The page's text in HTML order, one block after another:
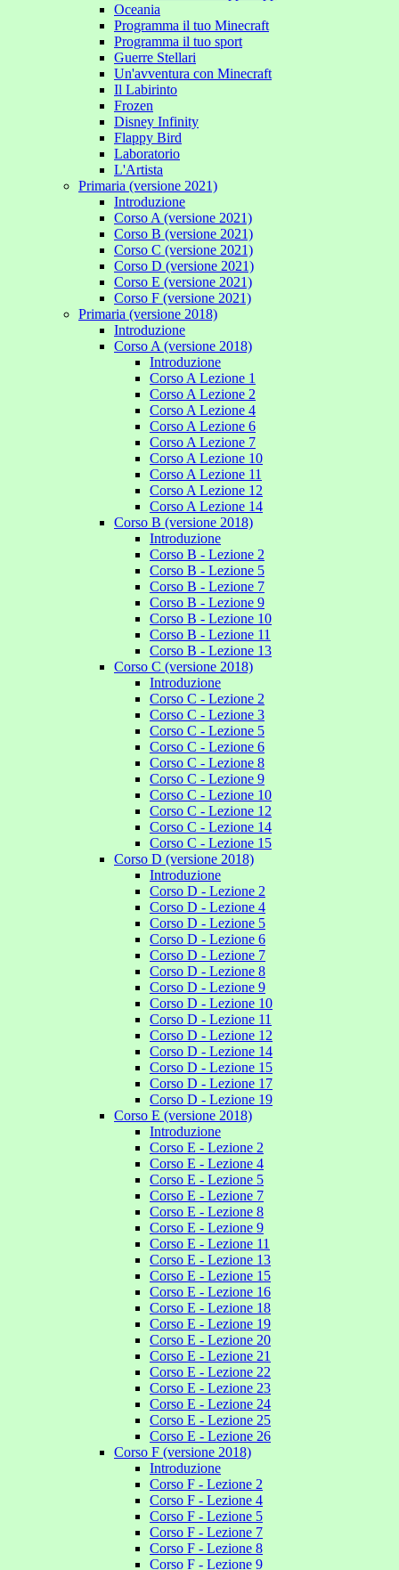
Oceania
Programma il tuo Minecraft
Programma il tuo sport
Guerre Stellari
Un'avventura con Minecraft
Il Labirinto
Frozen
Disney Infinity
Flappy Bird
Laboratorio
L'Artista
Primaria (versione 2021)
Introduzione
Corso A (versione 2021)
Corso B (versione 2021)
Corso C (versione 2021)
Corso D (versione 2021)
Corso E (versione 2021)
Corso F (versione 2021)
Primaria (versione 2018)
Introduzione
Corso A (versione 2018)
Introduzione
Corso A Lezione 1
Corso A Lezione 2
Corso A Lezione 4
Corso A Lezione 6
Corso A Lezione 7
Corso A Lezione 10
Corso A Lezione 11
Corso A Lezione 12
Corso A Lezione 14
Corso B (versione 2018)
Introduzione
Corso B - Lezione 2
Corso B - Lezione 5
Corso B - Lezione 7
Corso B - Lezione 9
Corso B - Lezione 10
Corso B - Lezione 11
Corso B - Lezione 13
Corso C (versione 2018)
Introduzione
Corso C - Lezione 2
Corso C - Lezione 3
Corso C - Lezione 5
Corso C - Lezione 6
Corso C - Lezione 8
Corso C - Lezione 9
Corso C - Lezione 10
Corso C - Lezione 12
Corso C - Lezione 14
Corso C - Lezione 15
Corso D (versione 2018)
Introduzione
Corso D - Lezione 2
Corso D - Lezione 4
Corso D - Lezione 5
Corso D - Lezione 6
Corso D - Lezione 7
Corso D - Lezione 8
Corso D - Lezione 9
Corso D - Lezione 10
Corso D - Lezione 11
Corso D - Lezione 12
Corso D - Lezione 14
Corso D - Lezione 15
Corso D - Lezione 17
Corso D - Lezione 19
Corso E (versione 2018)
Introduzione
Corso E - Lezione 2
Corso E - Lezione 4
Corso E - Lezione 5
Corso E - Lezione 7
Corso E - Lezione 8
Corso E - Lezione 9
Corso E - Lezione 11
Corso E - Lezione 13
Corso E - Lezione 15
Corso E - Lezione 16
Corso E - Lezione 18
Corso E - Lezione 19
Corso E - Lezione 20
Corso E - Lezione 21
Corso E - Lezione 22
Corso E - Lezione 23
Corso E - Lezione 24
Corso E - Lezione 25
Corso E - Lezione 26
Corso F (versione 2018)
Introduzione
Corso F - Lezione 2
Corso F - Lezione 4
Corso F - Lezione 5
Corso F - Lezione 7
Corso F - Lezione 8
Corso F - Lezione 9